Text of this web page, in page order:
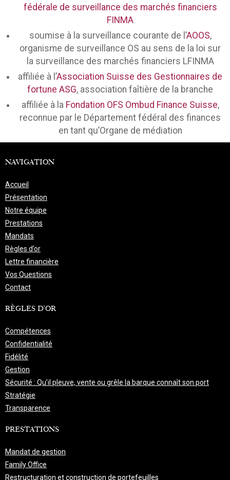
fédérale de surveillance des marchés financiers
FINMA
soumise à la surveillance courante de l’AOOS,
organisme de surveillance OS au sens de la loi sur
la surveillance des marchés financiers LFINMA
affiliée à l’Association Suisse des Gestionnaires de
fortune ASG, association faîtière de la branche
affiliée à la Fondation OFS Ombud Finance Suisse,
reconnue par le Département fédéral des finances
en tant qu’Organe de médiation
NAVIGATION
Accueil
Présentation
Notre équipe
Prestations
Mandats
Règles d’or
Lettre financière
Vos Questions
Contact
RÈGLES D'OR
Compétences
Confidentialité
Fidélité
Gestion
Sécurité : Qu’il pleuve, vente ou grêle la barque connaît son port
Stratégie
Transparence
PRESTATIONS
Mandat de gestion
Family Office
Restructuration et construction de portefeuilles